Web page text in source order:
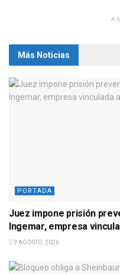
Más Noticias
PORTADA
Juez impone prisión
Ingemar, empresa
9 AGOSTO, 2026